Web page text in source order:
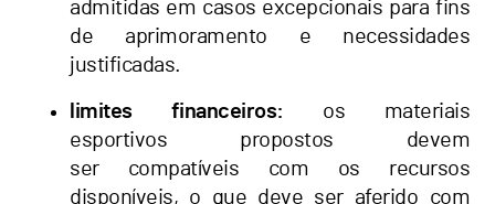
admitidas em casos excepcionais para fins
de aprimoramento e necessidades
justificadas.
limites financeiros: os materiais
esportivos propostos devem
ser compatíveis com os recursos
disponíveis, o que deve ser aferido com